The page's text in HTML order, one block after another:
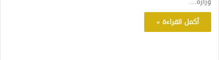
أكمل القراءة »